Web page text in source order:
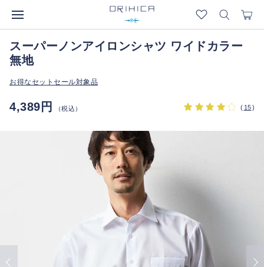
スーパーノンアイロンシャツ ワイドカラー
無地
お得なセットセール対象品
4,389円 （税込） ( 15)